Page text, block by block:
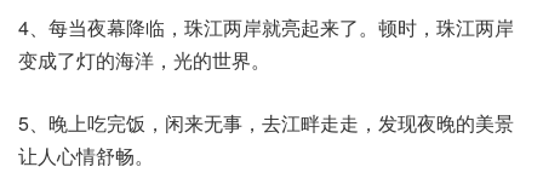
4、每当夜幕降临，珠江两岸就亮起来了。顿时，珠江两岸
变成了灯的海洋，光的世界。
5、晚上吃完饭，闲来无事，去江畔走走，发现夜晚的美景
让人心情舒畅。